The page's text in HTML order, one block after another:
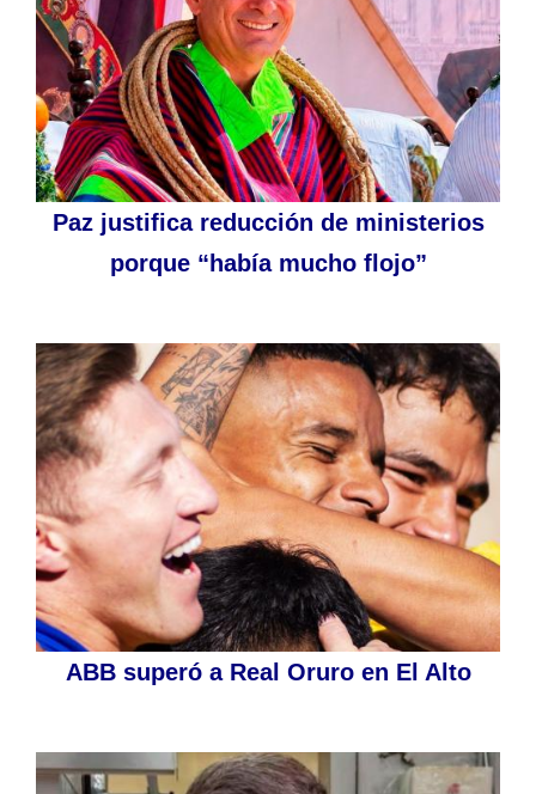
Paz justifica reducción de ministerios
porque “había mucho flojo”
ABB superó a Real Oruro en El Alto